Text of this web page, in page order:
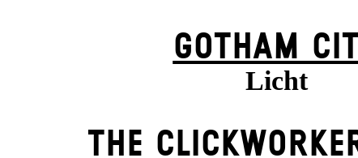
GOTHAM
Licht
THE